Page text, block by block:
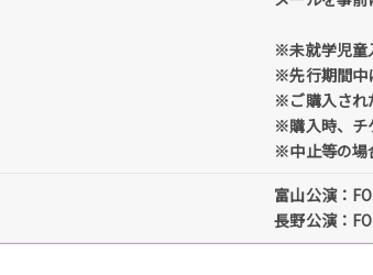
※未就学児童
※先行期間中
※ご購入され
※購入時、チ
※中止等の場
富山公演：
長野公演：